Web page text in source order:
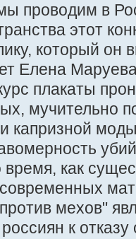
проводим в
этот
который он
Елена
плакаты
мучительно
капризной
как
современных
мехов"
к отказу